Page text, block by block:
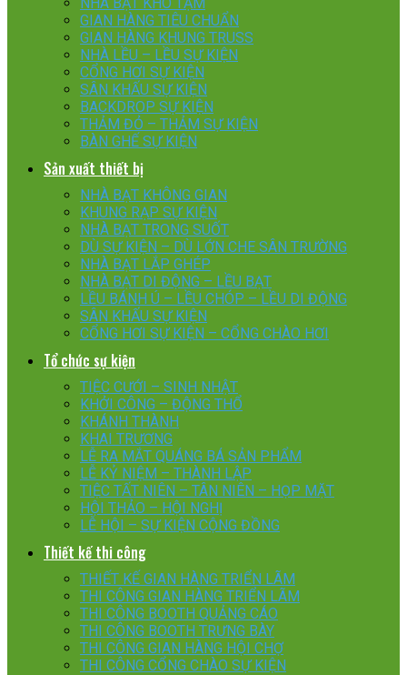
GIAN HÀNG TIÊU CHUẨN
GIAN HÀNG KHUNG TRUSS
NHÀ LỀU – LỀU SỰ KIỆN
CỔNG HƠI SỰ KIỆN
SÂN KHẤU SỰ KIỆN
BACKDROP SỰ KIỆN
THẢM ĐỎ – THẢM SỰ KIỆN
BÀN GHẾ SỰ KIỆN
Sản xuất thiết bị
NHÀ BẠT KHÔNG GIAN
KHUNG RẠP SỰ KIỆN
NHÀ BẠT TRONG SUỐT
DÙ SỰ KIỆN – DÙ LỚN CHE SÂN TRƯỜNG
NHÀ BẠT LẮP GHÉP
NHÀ BẠT DI ĐỘNG – LỀU BẠT
LỀU BÁNH Ú – LỀU CHÓP – LỀU DI ĐỘNG
SÂN KHẤU SỰ KIỆN
CỔNG HƠI SỰ KIỆN – CỔNG CHÀO HƠI
Tổ chức sự kiện
TIỆC CƯỚI – SINH NHẬT
KHỞI CÔNG – ĐỘNG THỔ
KHÁNH THÀNH
KHAI TRƯƠNG
LỄ RA MẮT QUÁNG BÁ SẢN PHẨM
LỄ KỶ NIỆM – THÀNH LẬP
TIỆC TẤT NIÊN – TÂN NIÊN – HỌP MẶT
HỘI THẢO – HỘI NGHỊ
LỄ HỘI – SỰ KIỆN CỘNG ĐỒNG
Thiết kế thi công
THIẾT KẾ GIAN HÀNG TRIỂN LÃM
THI CÔNG GIAN HÀNG TRIỂN LÃM
THI CÔNG BOOTH QUẢNG CÁO
THI CÔNG BOOTH TRƯNG BÀY
THI CÔNG GIAN HÀNG HỘI CHỢ
THI CÔNG CỔNG CHÀO SỰ KIỆN